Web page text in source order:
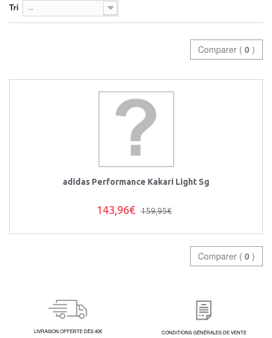
Tri --
Comparer ( 0 )
adidas Performance Kakari Light Sg
143,96€ 159,95€
Comparer ( 0 )
LIVRAISON OFFERTE DÈS 40€
CONDITIONS GÉNÉRALES DE VENTE